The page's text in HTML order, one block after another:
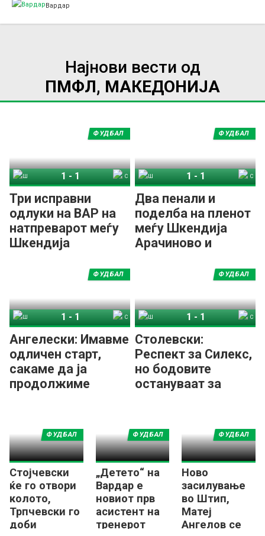
Вардар
Најнови вести од
ПМФЛ, МАКЕДОНИЈА
Три исправни
одлуки на ВАР на
натпреварот меѓу
Шкендија
ФУДБАЛ
1-1
Два пенали и
поделба на пленот
меѓу Шкендија
Арачиново и
ФУДБАЛ
1-1
Ангелески: Имавме
одличен старт,
сакаме да ја
продолжиме
ФУДБАЛ
1-1
Столевски:
Респект за Силекс,
но бодовите
остануваат за
ФУДБАЛ
1-1
Стојчевски
ќе го отвори
колото,
Трпчевски го
доби
ФУДБАЛ
„Детето“ на
Вардар е
новиот прв
асистент на
тренерот
ФУДБАЛ
Ново
засилување
во Штип,
Матеј
Ангелов се
ФУДБАЛ